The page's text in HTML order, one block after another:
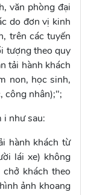
văn phòng đại
do đơn vị kinh
trên các tuyến
tượng theo quy
tải hành khách
non, học sinh,
công nhân);";
i như sau:
hành khách từ
lái xe) không
khách theo
ảnh khoang